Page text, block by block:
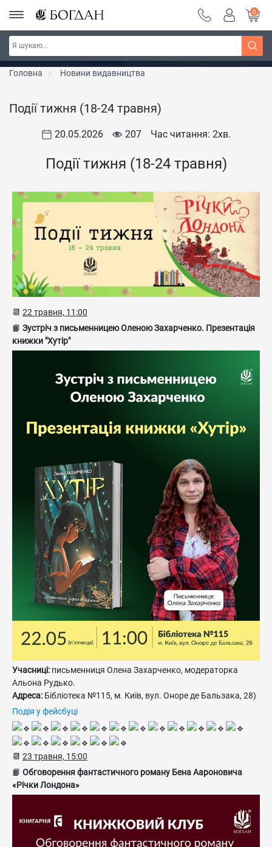
РОЗПРОДАЖ ~ 150 грн ~ 200 грн ~ 250 грн ~
300 грн ~ РОЗПРОДАЖ
Дізнатись більше
0
Головна Новини видавництва
Події тижня (18-24 травня)
20.05.2026 207 Час читання: 2хв.
Події тижня (18-24 травня)
📆 22 травня, 11:00
📙 Зустріч з письменницею Оленою Захарченко. Презентація
книжки "Хутір"
Учасниці: письменниця Олена Захарченко, модераторка
Альона Рудько.
Адреса: Бібліотека №115, м. Київ, вул. Оноре де Бальзака, 28)
Подія у фейсбуці
📆 23 травня, 15:00
📙 Обговорення фантастичного роману Бена Аароновича
«Річки Лондона»